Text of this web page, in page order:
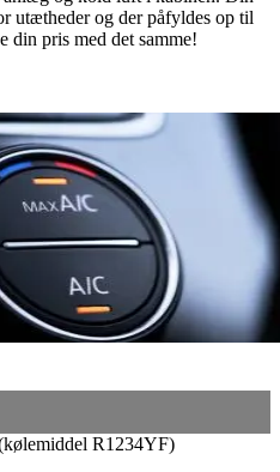
utætheder og der påfyldes op til
din pris med det samme!
R1234YF)